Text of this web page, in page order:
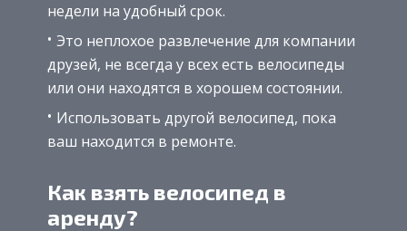
недели на удобный срок.
Это неплохое развлечение для компании
друзей, не всегда у всех есть велосипеды
или они находятся в хорошем состоянии.
Использовать другой велосипед, пока
ваш находится в ремонте.
Как взять велосипед в
аренду?